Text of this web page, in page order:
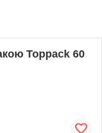
Toppack 60